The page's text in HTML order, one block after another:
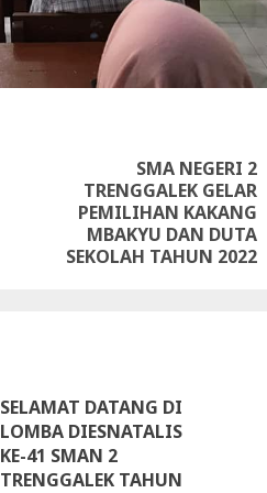
Previous
SMA NEGERI 2
TRENGGALEK GELAR
PEMILIHAN KAKANG
MBAKYU DAN DUTA
SEKOLAH TAHUN 2022
SELAMAT DATANG DI
LOMBA DIESNATALIS
KE-41 SMAN 2
TRENGGALEK TAHUN